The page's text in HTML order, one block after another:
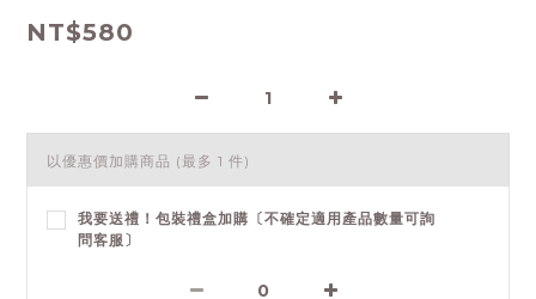
NT$580
以優惠價加購商品 (最多 1 件)
我要送禮！包裝禮盒加購〔不確定適用產品數量可詢
問客服〕